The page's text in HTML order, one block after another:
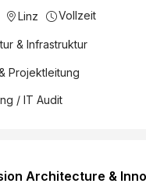
Linz Vollzeit
& Infrastruktur
Projektleitung
/ IT Audit
Architecture &